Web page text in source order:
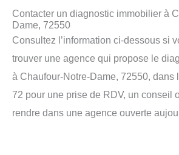
Contacter un diagnostic immobilier à
Dame, 72550
Consultez l’information ci-dessous si
trouver une agence qui propose le
à Chaufour-Notre-Dame, 72550, dans
72 pour une prise de RDV, un conseil
rendre dans une agence ouverte